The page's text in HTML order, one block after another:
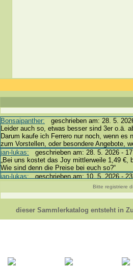
Bonsaipanther: geschrieben am: 28. 5.
Leider auch so, etwas besser sind 3er o.ä.
Darum kaufe ich Ferrero nur noch, wenn es
zum Vorstellen, oder besondere Angebote,
jan-lukas: geschrieben am: 28. 5. 2026 -
„Bei uns kostet das Joy mittlerweile 1,49 €,
Wie sind denn die Preise bei euch so?“
jan-lukas:geschrieben am: 10. 5. 2026 -
Bonsaipanther:geschrieben am: 10. 5.
@ Harald
https://www.ue-ei-portal-
Dein Enkel sollte zur Strafe die nächsten 3
jan-lukas:
geschrieben am: 29. 4. 2026 -
https://www.ferrero-
Bitte registriere
dieser Sammlerkatalog entsteht in